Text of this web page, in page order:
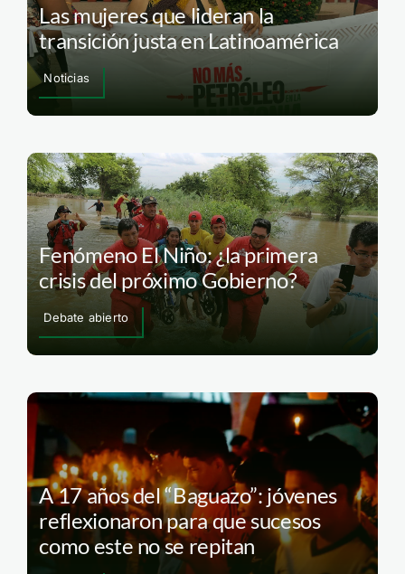
Las mujeres que lideran la
transición justa en Latinoamérica
Noticias
Fenómeno El Niño: ¿la primera
crisis del próximo Gobierno?
Debate abierto
A 17 años del “Baguazo”: jóvenes
reflexionaron para que sucesos
como este no se repitan